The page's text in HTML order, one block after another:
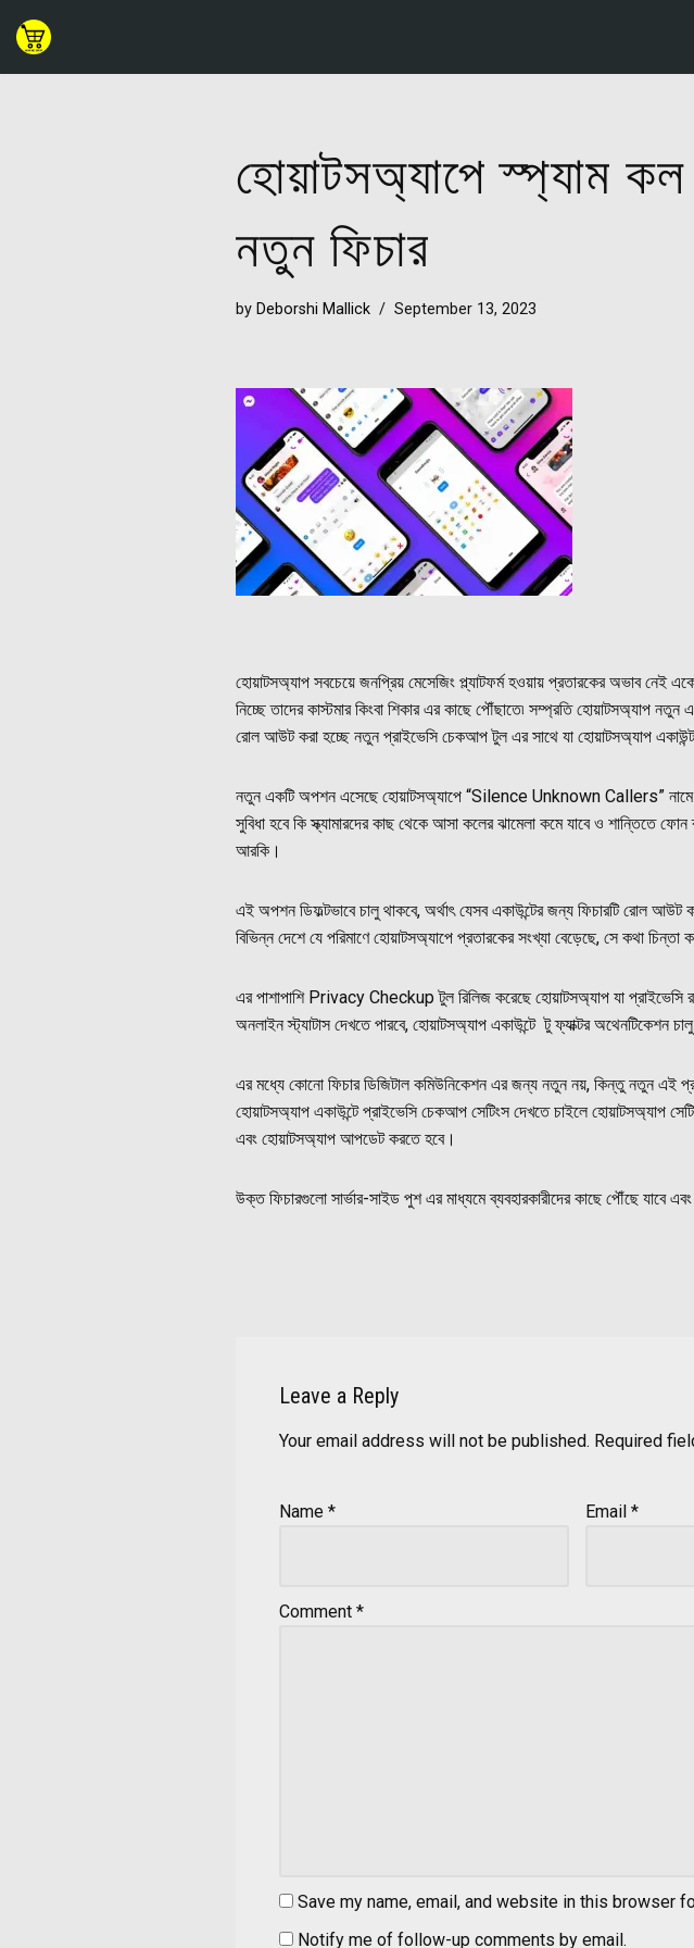
Skip
হোয়াটসঅ্যাপে স্প্যাম
নতুন ফিচার
by Deborshi Mallick September 13, 2023
হোয়াটসঅ্যাপ সবচেয়ে জনপ্রিয় মেসেজিং প্ল্যাটফর্ম হওয়ায় প্রতারকের অভাব নেই
নিচ্ছে তাদের কাস্টমার কিংবা শিকার এর কাছে পৌঁছাতে৷ সম্প্রতি হোয়াটসঅ্যাপ
রোল আউট করা হচ্ছে নতুন প্রাইভেসি চেকআপ টুল এর সাথে যা হোয়াটসঅ্যাপ
নতুন একটি অপশন এসেছে হোয়াটসঅ্যাপে “Silence Unknown Callers” নামে
সুবিধা হবে কি স্ক্যামারদের কাছ থেকে আসা কলের ঝামেলা কমে যাবে ও শান্তিতে
আরকি।
এই অপশন ডিফল্টভাবে চালু থাকবে, অর্থাৎ যেসব একাউন্টের জন্য ফিচারটি রোল আউট
বিভিন্ন দেশে যে পরিমাণে হোয়াটসঅ্যাপে প্রতারকের সংখ্যা বেড়েছে, সে কথা
এর পাশাপাশি Privacy Checkup টুল রিলিজ করেছে হোয়াটসঅ্যাপ যা প্রাইভেসি
অনলাইন স্ট্যাটাস দেখতে পারবে, হোয়াটসঅ্যাপ একাউন্টে টু ফ্যাক্টর অথেনটিকেশন
এর মধ্যে কোনো ফিচার ডিজিটাল কমিউনিকেশন এর জন্য নতুন নয়, কিন্তু নতুন এই
হোয়াটসঅ্যাপ একাউন্টে প্রাইভেসি চেকআপ সেটিংস দেখতে চাইলে হোয়াটসঅ্যাপ
এবং হোয়াটসঅ্যাপ আপডেট করতে হবে।
উক্ত ফিচারগুলো সার্ভার-সাইড পুশ এর মাধ্যমে ব্যবহারকারীদের কাছে পৌঁছে যাবে
Leave a Reply
Your email address will not be published. Required
Name * Email *
Comment *
Save my name, email, and website in this browser
Notify me of follow-up comments by email.